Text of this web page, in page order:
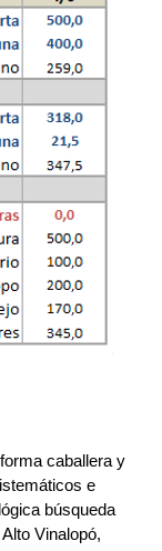
caballera y
e
búsqueda
Vinalopó,